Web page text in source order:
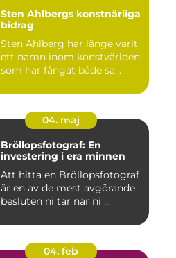
Sten Ahlbergs konstnärliga
bidrag
Sten Ahlberg har länge varit
ett namn inom konstvärlden
som har fångat både sa...
04. maj
Bröllopsfotograf: En
investering i era minnen
Att hitta en Bröllopsfotograf
är en av de mest avgörande
besluten ni tar när ni ...
04. feb